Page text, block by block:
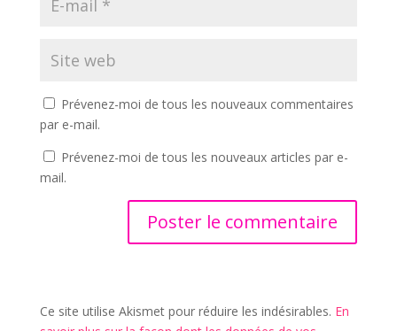
Prévenez-moi de tous les nouveaux commentaires
par e-mail.
Prévenez-moi de tous les nouveaux articles par e-
mail.
Ce site utilise Akismet pour réduire les indésirables. En